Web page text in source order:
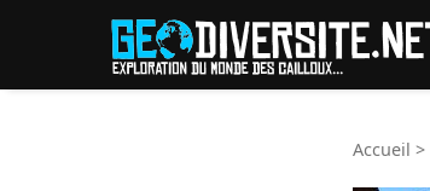
Accueil >